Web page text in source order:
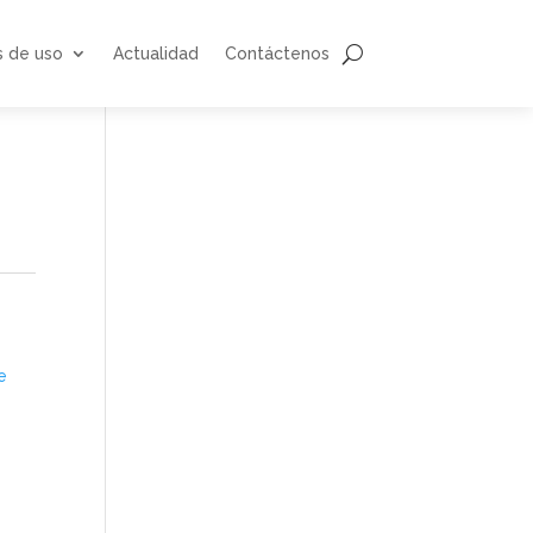
de uso Actualidad Contáctenos